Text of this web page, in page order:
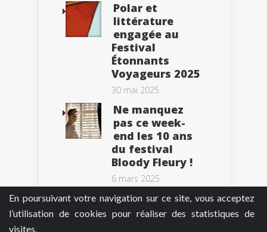
En poursuivant votre navigation sur ce site, vous acceptez
l’utilisation de cookies pour réaliser des statistiques de
visites.
Polar et
littérature
engagée au
Festival
Étonnants
Voyageurs 2025
30 mai 2025
Ne manquez
pas ce week-
end les 10 ans
du festival
Bloody Fleury !
6 mars 2025